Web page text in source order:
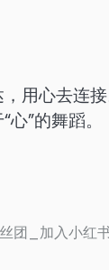
用心去连
”的舞蹈。
团_加入小红